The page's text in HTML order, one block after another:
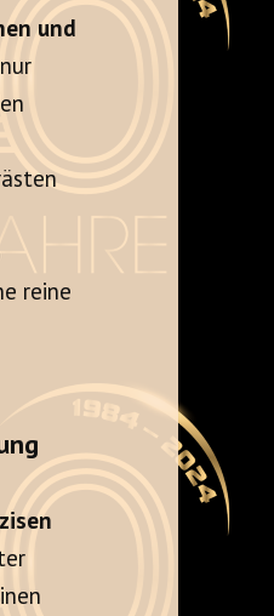
und
reine